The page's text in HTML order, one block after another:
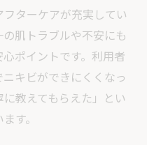
ターケアが充実してい
肌トラブルや不安にも
ポイントです。利用者
キビができにくくなっ
教えてもらえた」とい
す。